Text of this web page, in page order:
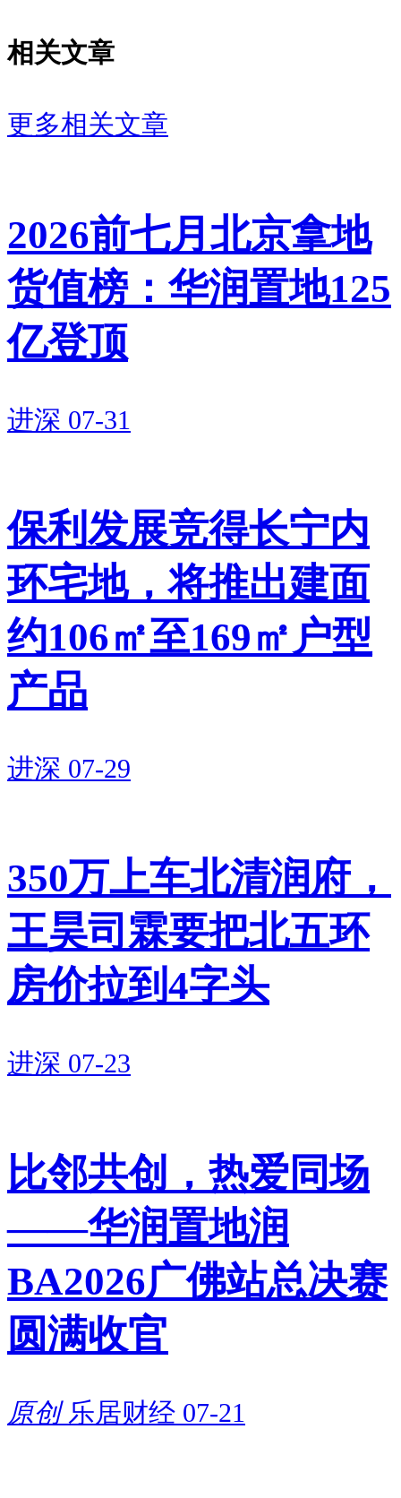
利预期稳定，但高地价也对后续
要求。
首席研究员李宇嘉指出，现在地
方政府有一个新的共识：财政压
力大，但无谓出让土地，导致新
房和二手房恶性内卷、同质化竞
心，到头来得不偿失。因此，
区“小而美、小而精”的地块，比
如广州马场和深圳科技园地块、
前海桂湾地块。
李宇嘉表示，此次建发拍出的新
地王，相比之前招商海晏府上涨
的信号，有利于提升在售项目的
市，（有助于）提高单品的价值
塑造能力及对集团的贡献度。因
此，预计接下来将打造大平层、
低密度、低容积率产品，深挖区
相关文章
更多相关文章
2026前七月北京拿地
货值榜：华润置地125
亿登顶
进深 07-31
保利发展竞得长宁内
环宅地，将推出建面
约106㎡至169㎡户型
产品
进深 07-29
350万上车北清润府，
王昊司霖要把北五环
房价拉到4字头
进深 07-23
比邻共创，热爱同场
——华润置地润
BA2026广佛站总决赛
圆满收官
原创 乐居财经 07-21